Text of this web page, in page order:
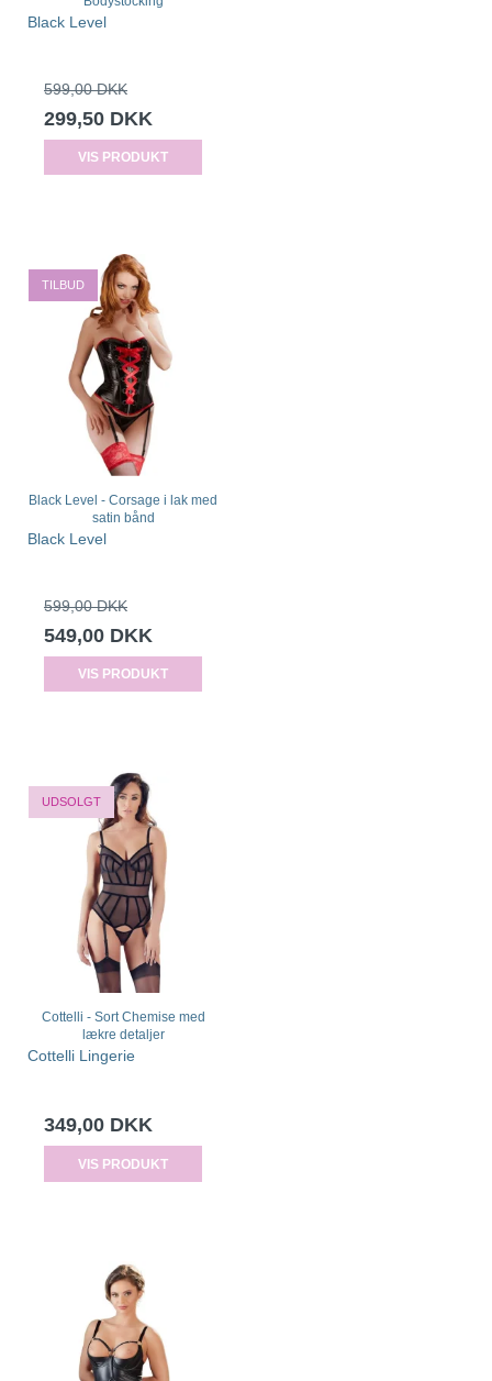
Black Level
599,00 DKK
299,50 DKK
VIS PRODUKT
TILBUD
Black Level - Corsage i lak med
satin bånd
Black Level
599,00 DKK
549,00 DKK
VIS PRODUKT
UDSOLGT
Cottelli - Sort Chemise med
lækre detaljer
Cottelli Lingerie
349,00 DKK
VIS PRODUKT